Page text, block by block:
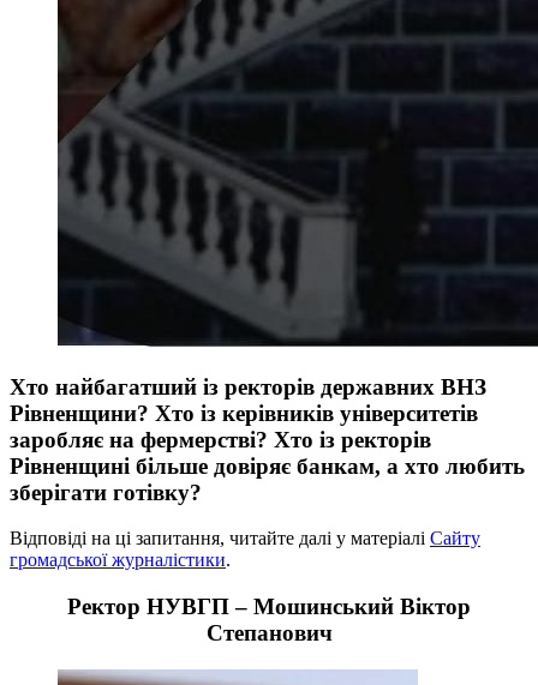
Хто найбагатший із ректорів державних ВНЗ
Рівненщини? Хто із керівників університетів
заробляє на фермерстві? Хто із ректорів
Рівненщині більше довіряє банкам, а хто любить
зберігати готівку?
Відповіді на ці запитання, читайте далі у матеріалі Сайту
громадської журналістики.
Ректор НУВГП – Мошинський Віктор
Степанович